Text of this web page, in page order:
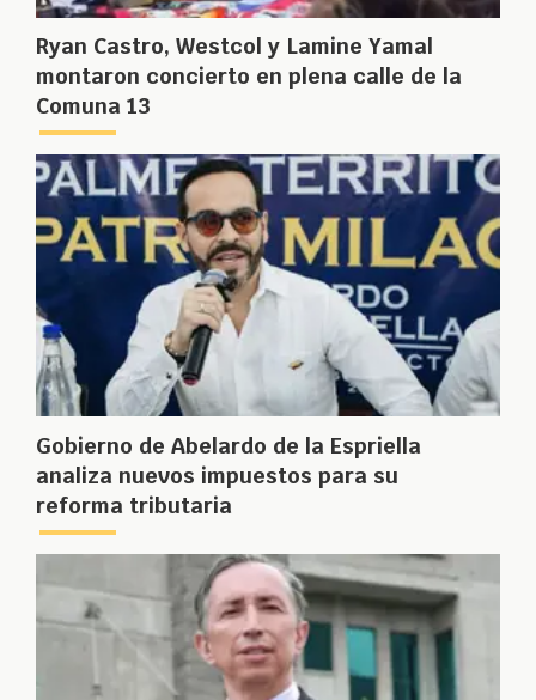
Ryan Castro, Westcol y Lamine Yamal
montaron concierto en plena calle de la
Comuna 13
Gobierno de Abelardo de la Espriella
analiza nuevos impuestos para su
reforma tributaria